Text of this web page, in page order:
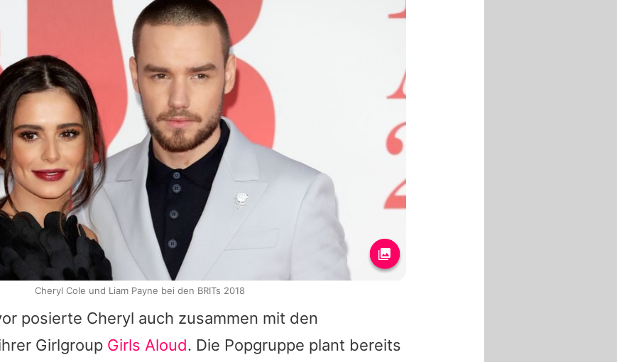
posierte Cheryl auch zusammen mit den
Girlgroup Girls Aloud. Die Popgruppe plant bereits
Cheryl Cole und Liam Payne bei den BRITs 2018